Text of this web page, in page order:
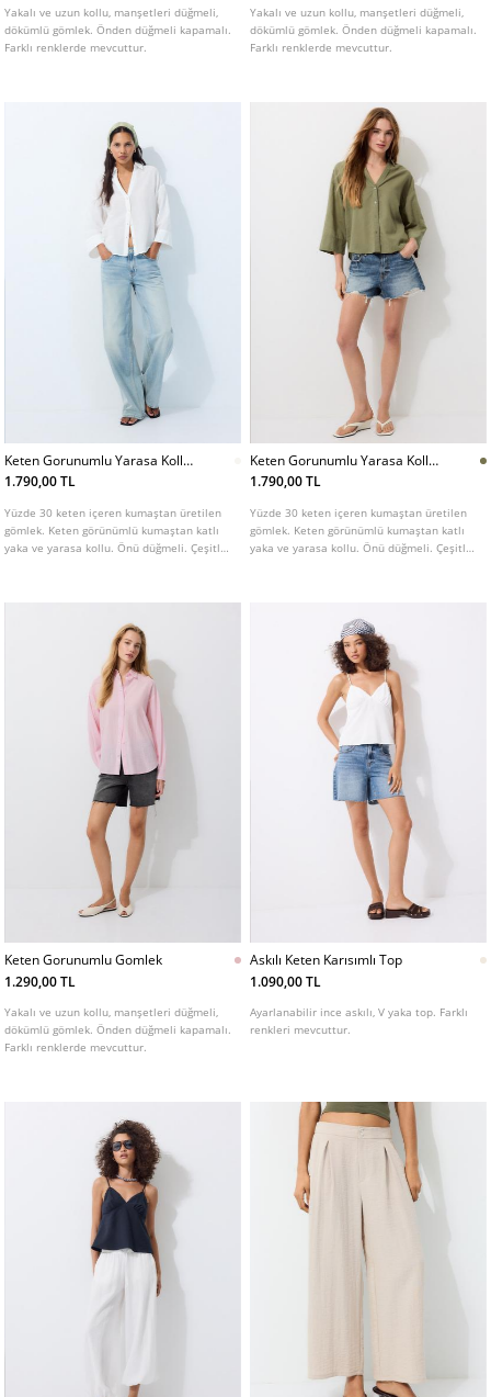
Yakalı ve uzun kollu, manşetleri düğmeli,
dökümlü gömlek. Önden düğmeli kapamalı.
Farklı renklerde mevcuttur.
Yakalı ve uzun kollu, manşetleri düğmeli,
dökümlü gömlek. Önden düğmeli kapamalı.
Farklı renklerde mevcuttur.
Keten Gorunumlu Yarasa Kollu
Gomlek
1.790,00 TL
Yüzde 30 keten içeren kumaştan üretilen
gömlek. Keten görünümlü kumaştan katlı
yaka ve yarasa kollu. Önü düğmeli. Çeşitli
Keten Gorunumlu Yarasa Kollu
Gomlek
1.790,00 TL
Yüzde 30 keten içeren kumaştan üretilen
gömlek. Keten görünümlü kumaştan katlı
yaka ve yarasa kollu. Önü düğmeli. Çeşitli
Keten Gorunumlu Gomlek
1.290,00 TL
Yakalı ve uzun kollu, manşetleri düğmeli,
dökümlü gömlek. Önden düğmeli kapamalı.
Farklı renklerde mevcuttur.
Askılı Keten Karısımlı Top
1.090,00 TL
Ayarlanabilir ince askılı, V yaka top. Farklı
renkleri mevcuttur.